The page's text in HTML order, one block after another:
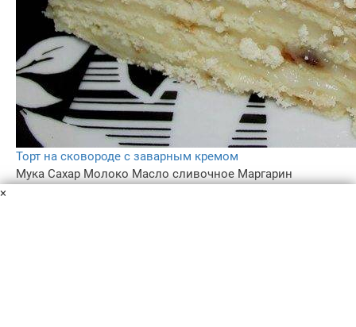
Торт на сковороде с заварным кремом
Мука Сахар Молоко Масло сливочное Маргарин
×